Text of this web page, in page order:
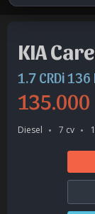
KIA
1.7 CRDi
135.000
Diesel
7 cv